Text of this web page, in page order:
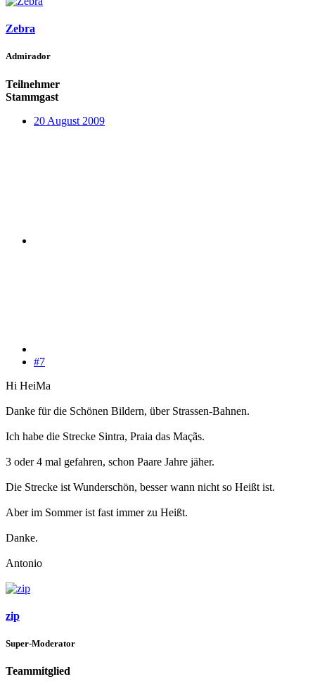
Zebra
Admirador
Teilnehmer
Stammgast
20 August 2009
#7
Hi HeiMa
Danke für die Schönen Bildern, über Strassen-Bahnen.
Ich habe die Strecke Sintra, Praia das Maçãs.
3 oder 4 mal gefahren, schon Paare Jahre jäher.
Die Strecke ist Wunderschön, besser wann nicht so Heißt ist.
Aber im Sommer ist fast immer zu Heißt.
Danke.
Antonio
zip
Super-Moderator
Teammitglied